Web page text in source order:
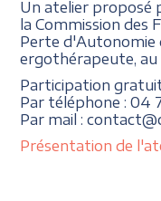
Un atelier proposé
la Commission des
Perte d'Autonomie
ergothérapeute, au
Participation
Par téléphone : 04
Par mail :
Présentation de